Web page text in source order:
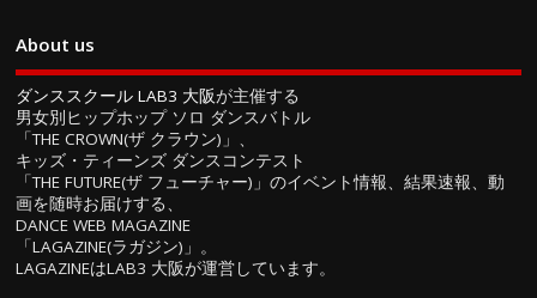
About us
ダンススクール LAB3 大阪が主催する
男女別ヒップホップ ソロ ダンスバトル
「THE CROWN(ザ クラウン)」、
キッズ・ティーンズ ダンスコンテスト
「THE FUTURE(ザ フューチャー)」のイベント情報、結果速報、動
画を随時お届けする、
DANCE WEB MAGAZINE
「LAGAZINE(ラガジン)」。
LAGAZINEはLAB3 大阪が運営しています。